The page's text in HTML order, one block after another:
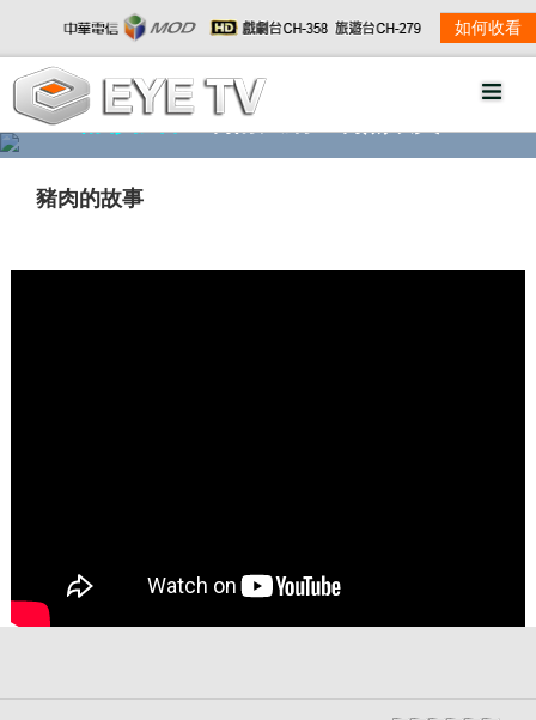
如何收看
精彩影音 劇情大綱
豬肉的故事